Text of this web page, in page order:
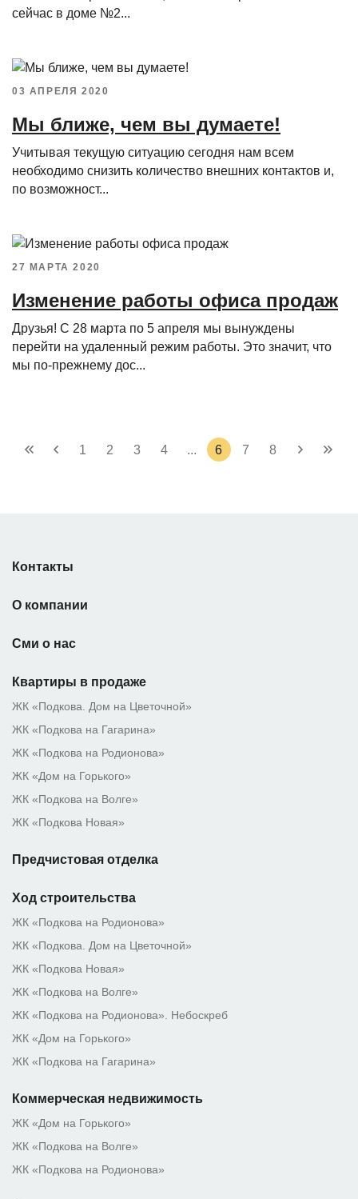
сейчас в доме №2...
03 АПРЕЛЯ 2020
Мы ближе, чем вы думаете!
Учитывая текущую ситуацию сегодня нам всем
необходимо снизить количество внешних контактов и,
по возможност...
27 МАРТА 2020
Изменение работы офиса продаж
Друзья! С 28 марта по 5 апреля мы вынуждены
перейти на удаленный режим работы. Это значит, что
мы по-прежнему дос...
1 2 3 4 ... 6 7 8
Контакты
О компании
Сми о нас
Квартиры в продаже
ЖК «Подкова. Дом на Цветочной»
ЖК «Подкова на Гагарина»
ЖК «Подкова на Родионова»
ЖК «Дом на Горького»
ЖК «Подкова на Волге»
ЖК «Подкова Новая»
Предчистовая отделка
Ход строительства
ЖК «Подкова на Родионова»
ЖК «Подкова. Дом на Цветочной»
ЖК «Подкова Новая»
ЖК «Подкова на Волге»
ЖК «Подкова на Родионова». Небоскреб
ЖК «Дом на Горького»
ЖК «Подкова на Гагарина»
Коммерческая недвижимость
ЖК «Дом на Горького»
ЖК «Подкова на Волге»
ЖК «Подкова на Родионова»